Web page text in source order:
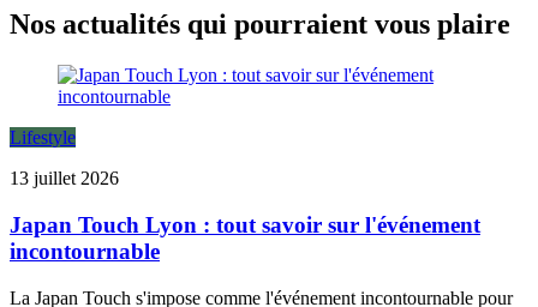
Nos actualités qui pourraient vous plaire
Lifestyle
13 juillet 2026
Japan Touch Lyon : tout savoir sur l'événement
incontournable
La Japan Touch s'impose comme l'événement incontournable pour